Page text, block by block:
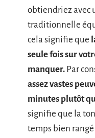
obtiendriez avec
traditionnelle
cela signifie que
seule fois sur
manquer. Par
assez vastes
minutes plutôt
signifie que la
temps bien